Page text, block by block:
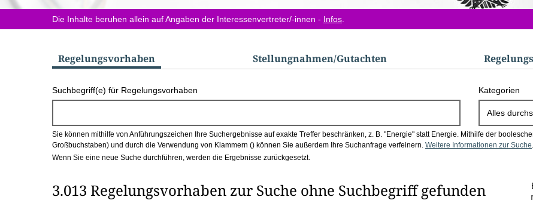
hier:Die Inhalte beruhen allein auf Angaben der Interessenvertreter/-innen - Infos
S
u
c
h
b
x
Regelungs­vorhaben Stellungnahmen/​Gutachten
Suchbegriff(e) für Regelungsvorhaben Kategorien
Alles
Sie können mithilfe von Anführungszeichen Ihre Suchergebnisse auf exakte Treffer beschränken, z. B. "Energie" statt Energie. Mithilfe der
Großbuchstaben) und durch die Verwendung von Klammern () können Sie außerdem Ihre Suchanfrage verfeinern. Weitere Informationen zur Suche.
Wenn Sie eine neue Suche durchführen, werden die Ergebnisse zurückgesetzt.
3.013 Regelungsvorhaben zur Suche ohne Suchbegriff gefunden